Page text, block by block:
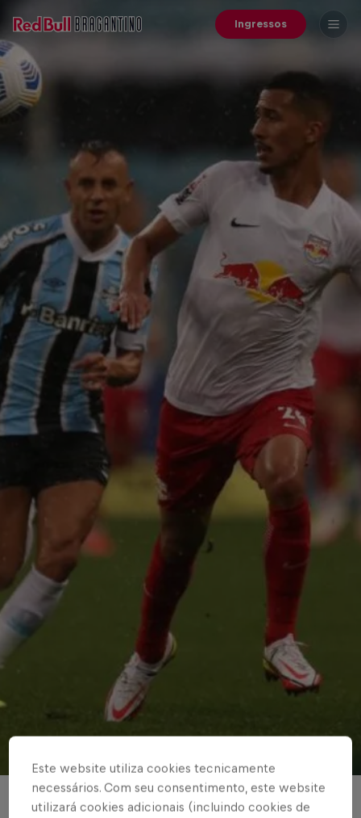
Ingressos
BRASILEIRÃO
Este website utiliza cookies tecnicamente
necessários. Com seu consentimento, este website
utilizará cookies adicionais (incluindo cookies de